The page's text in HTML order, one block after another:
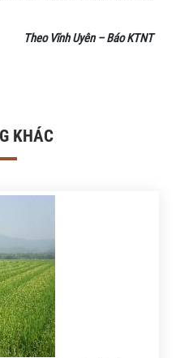
Theo Vĩnh Uyên – Báo KTNT
KHÁC